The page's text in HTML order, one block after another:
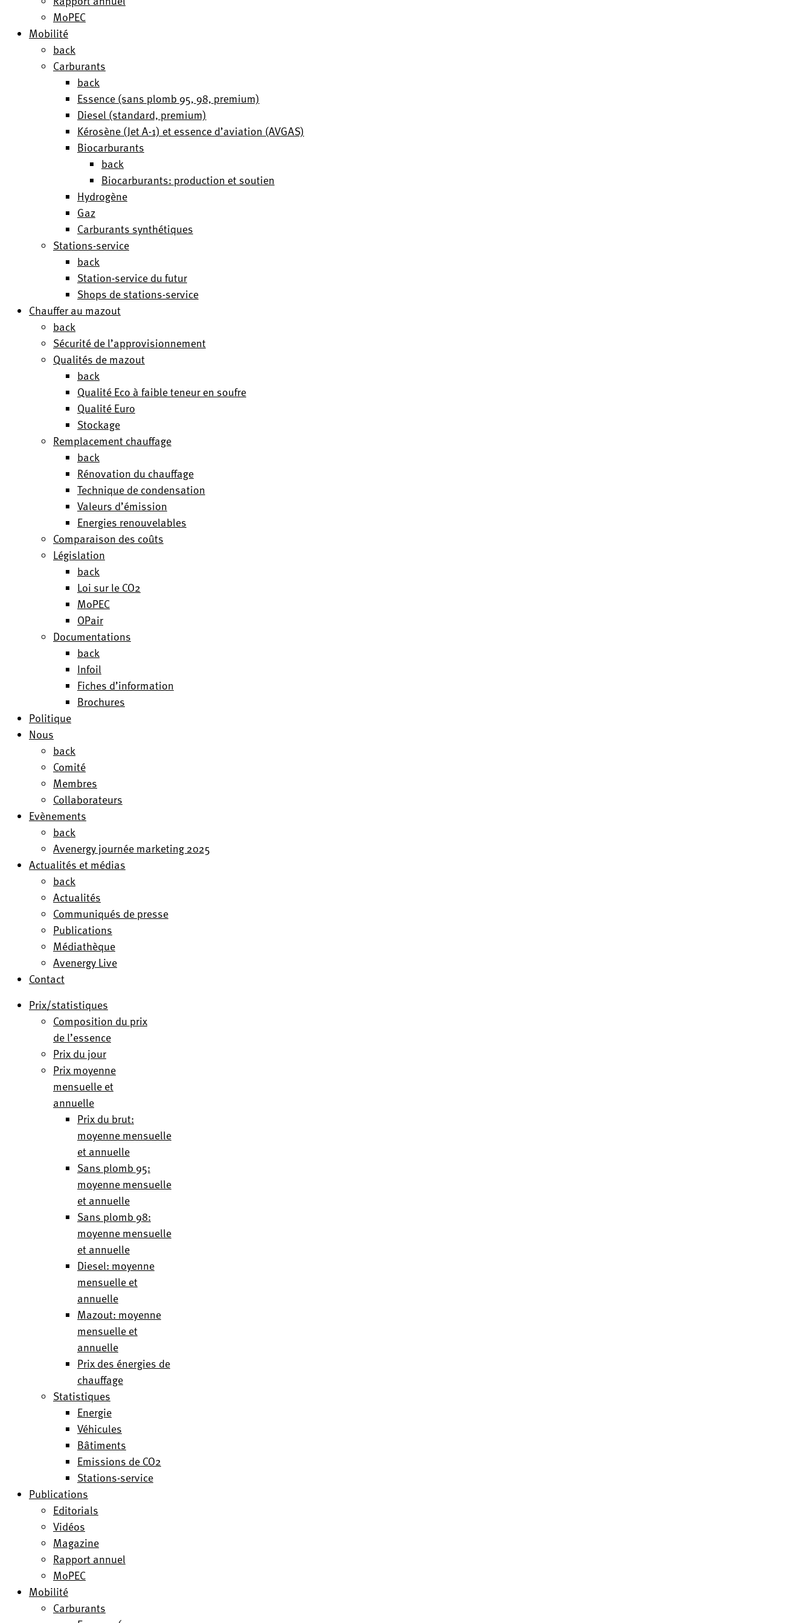
MoPEC
Mobilité
back
Carburants
back
Essence (sans plomb 95, 98, premium)
Diesel (standard, premium)
Kérosène (Jet A-1) et essence d’aviation (AVGAS)
Biocarburants
back
Biocarburants: production et soutien
Hydrogène
Gaz
Carburants synthétiques
Stations-service
back
Station-service du futur
Shops de stations-service
Chauffer au mazout
back
Sécurité de l’approvisionnement
Qualités de mazout
back
Qualité Eco à faible teneur en soufre
Qualité Euro
Stockage
Remplacement chauffage
back
Rénovation du chauffage
Technique de condensation
Valeurs d’émission
Energies renouvelables
Comparaison des coûts
Législation
back
Loi sur le CO2
MoPEC
OPair
Documentations
back
Infoil
Fiches d’information
Brochures
Politique
Nous
back
Comité
Membres
Collaborateurs
Evènements
back
Avenergy journée marketing 2025
Actualités et médias
back
Actualités
Communiqués de presse
Publications
Médiathèque
Avenergy Live
Contact
Prix/statistiques
Composition du prix
de l’essence
Prix du jour
Prix moyenne
mensuelle et
annuelle
Prix du brut:
moyenne mensuelle
et annuelle
Sans plomb 95:
moyenne mensuelle
et annuelle
Sans plomb 98:
moyenne mensuelle
et annuelle
Diesel: moyenne
mensuelle et
annuelle
Mazout: moyenne
mensuelle et
annuelle
Prix des énergies de
chauffage
Statistiques
Energie
Véhicules
Bâtiments
Emissions de CO2
Stations-service
Publications
Editorials
Vidéos
Magazine
Rapport annuel
MoPEC
Mobilité
Carburants